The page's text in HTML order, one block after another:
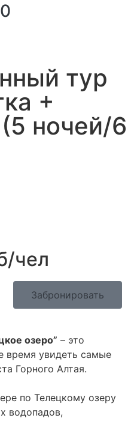
тур
+
ночей/6
чел
Забронировать
озеро” – это
время увидеть самые
Горного Алтая.
по Телецкому озеру
водопадов,